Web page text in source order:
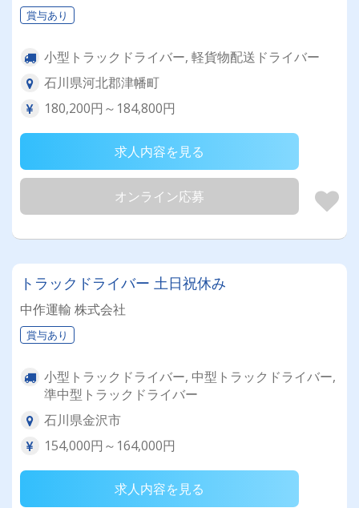
賞与あり
小型トラックドライバー, 軽貨物配送ドライバー
石川県河北郡津幡町
180,200円～184,800円
求人内容を見る
オンライン応募
トラックドライバー 土日祝休み
中作運輸 株式会社
賞与あり
小型トラックドライバー, 中型トラックドライバー,
準中型トラックドライバー
石川県金沢市
154,000円～164,000円
求人内容を見る